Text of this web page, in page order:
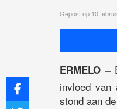
Gepost op 10
ERMELO –
invloed van
stond aan